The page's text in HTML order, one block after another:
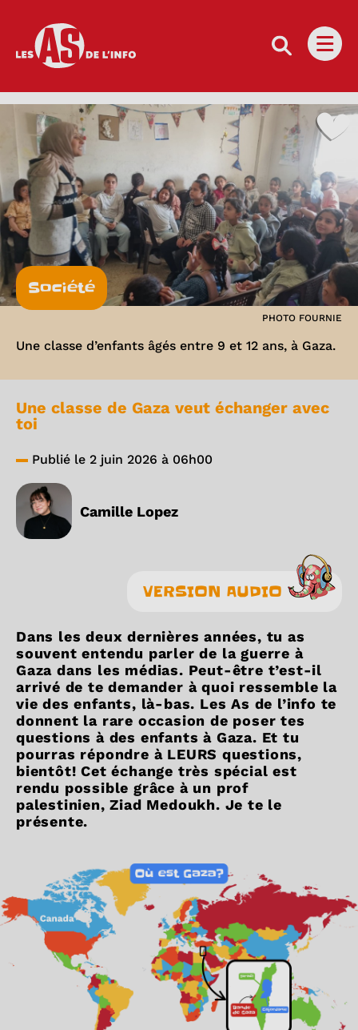
Les as de l'info
Société
PHOTO FOURNIE
Une classe d’enfants âgés entre 9 et 12 ans, à Gaza.
Une classe de Gaza veut échanger avec
toi
Publié le 2 juin 2026 à 06h00
Camille Lopez
VERSION AUDIO
Dans les deux dernières années, tu as
souvent entendu parler de la guerre à
Gaza dans les médias. Peut-être t’est-il
arrivé de te demander à quoi ressemble la
vie des enfants, là-bas. Les As de l’info te
donnent la rare occasion de poser tes
questions à des enfants à Gaza. Et tu
pourras répondre à LEURS questions,
bientôt! Cet échange très spécial est
rendu possible grâce à un prof
palestinien, Ziad Medoukh. Je te le
présente.